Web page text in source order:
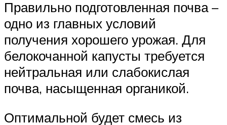
Правильно подготовленная почва –
одно из главных условий
получения хорошего урожая. Для
белокочанной капусты требуется
нейтральная или слабокислая
почва, насыщенная органикой.
Оптимальной будет смесь из